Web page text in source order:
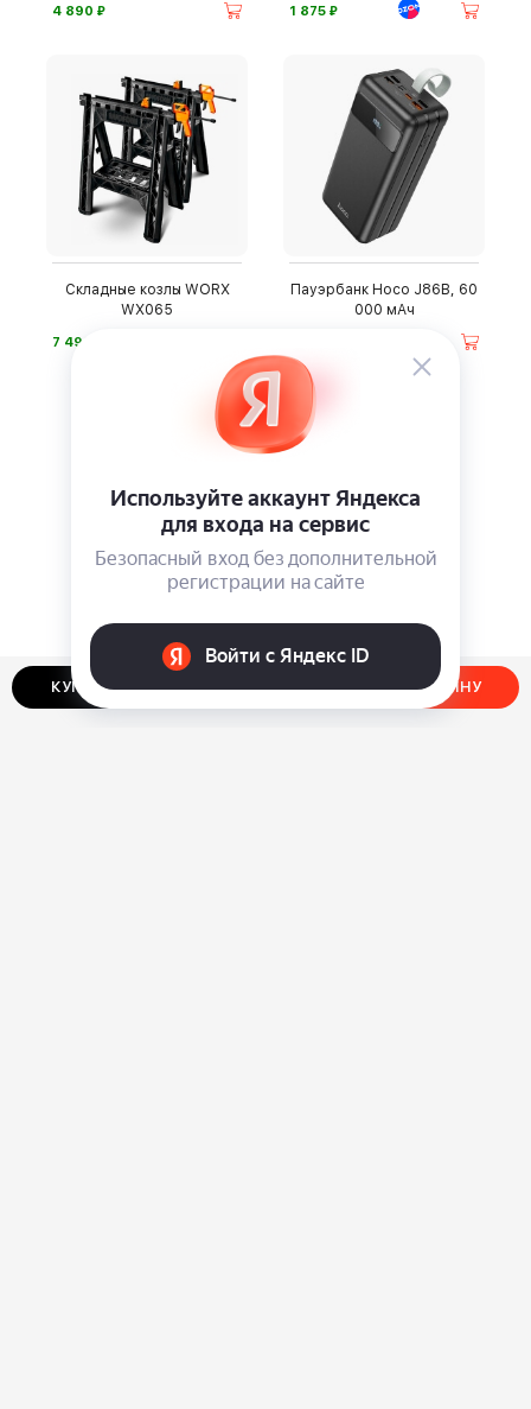
КУПИТЬ В ОДИН КЛИК ДОБАВИТЬ В КОРЗИНУ
4 890 ⃏ 1 875 ⃏
Складные козлы WORX
WX065
7 490
Пауэрбанк Hoco J86B, 60
000 мАч